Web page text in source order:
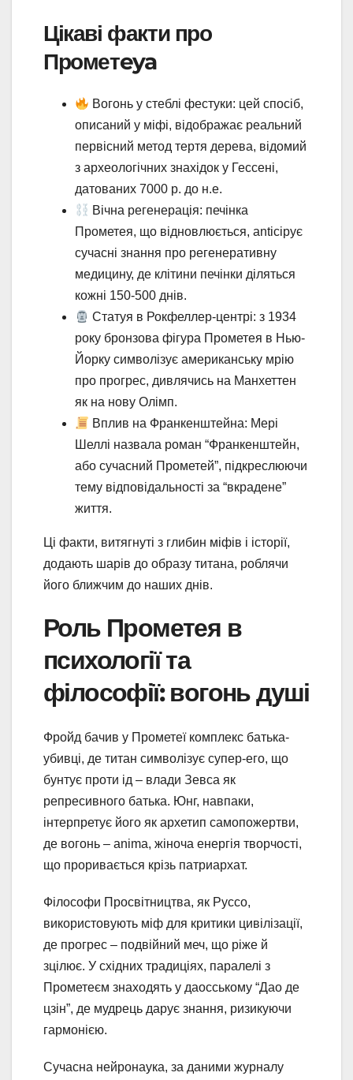
Цікаві факти про
Прометeya
Вогонь у стеблі фестуки: цей спосіб,
описаний у міфі, відображає реальний
первісний метод тертя дерева, відомий
з археологічних знахідок у Гессені,
датованих 7000 р. до н.е.
Вічна регенерація: печінка
Прометея, що відновлюється, anticipує
сучасні знання про регенеративну
медицину, де клітини печінки діляться
кожні 150-500 днів.
Статуя в Рокфеллер-центрі: з 1934
року бронзова фігура Прометея в Нью-
Йорку символізує американську мрію
про прогрес, дивлячись на Манхеттен
як на нову Олімп.
Вплив на Франкенштейна: Мері
Шеллі назвала роман “Франкенштейн,
або сучасний Прометей”, підкреслюючи
тему відповідальності за “вкрадене”
життя.
Ці факти, витягнуті з глибин міфів і історії,
додають шарів до образу титана, роблячи
його ближчим до наших днів.
Роль Прометея в
психології та
філософії: вогонь душі
Фройд бачив у Прометеї комплекс батька-
убивці, де титан символізує супер-его, що
бунтує проти ід – влади Зевса як
репресивного батька. Юнг, навпаки,
інтерпретує його як архетип самопожертви,
де вогонь – anima, жіноча енергія творчості,
що проривається крізь патриархат.
Філософи Просвітництва, як Руссо,
використовують міф для критики цивілізації,
де прогрес – подвійний меч, що ріже й
зцілює. У східних традиціях, паралелі з
Прометеєм знаходять у даосському “Дао де
цзін”, де мудрець дарує знання, ризикуючи
гармонією.
Сучасна нейронаука, за даними журналу